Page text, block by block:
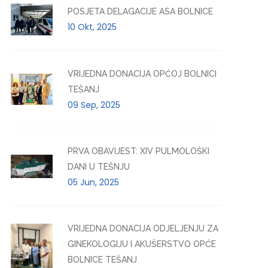
POSJETA DELAGACIJE ASA BOLNICE
10 Okt, 2025
VRIJEDNA DONACIJA OPĆOJ BOLNICI
TEŠANJ
09 Sep, 2025
PRVA OBAVIJEST: XIV PULMOLOŠKI
DANI U TEŠNJU
05 Jun, 2025
VRIJEDNA DONACIJA ODJELJENJU ZA
GINEKOLOGIJU I AKUŠERSTVO OPĆE
BOLNICE TEŠANJ